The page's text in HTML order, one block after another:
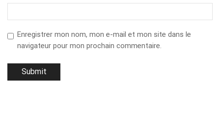
Enregistrer mon nom, mon e-mail et mon site dans le
navigateur pour mon prochain commentaire.